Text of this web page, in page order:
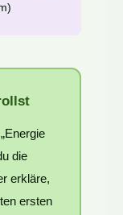
die
erkläre,
ersten